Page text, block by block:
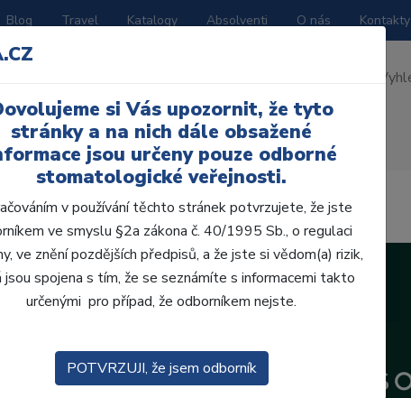
Blog Travel Katalogy Absolventi O nás Kontakty
si Vás upozornit, že tyto
stránky a na nich dále obsažené
jsou určeny pouze odborné
stomatologické veřejnosti.
v používání těchto stránek potvrzujete, že jste
ve smyslu §2a zákona č. 40/1995 Sb., o regulaci
ve znění pozdějších předpisů, a že jste si vědom(a) rizik,
spojena s tím, že se seznámíte s informacemi takto
určenými pro případ, že odborníkem nejste.
POTVRZUJI, že jsem odborník